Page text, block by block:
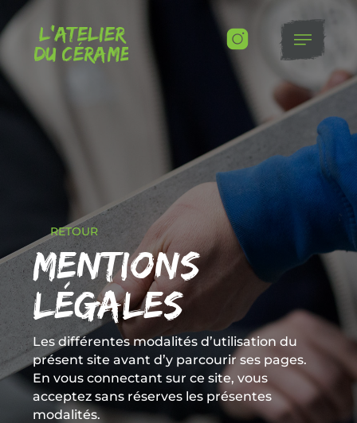
L’atelier
Du Cérame
RETOUR
Mentions
légales
Les différentes modalités d’utilisation du
présent site avant d’y parcourir ses pages.
En vous connectant sur ce site, vous
acceptez sans réserves les présentes
modalités.